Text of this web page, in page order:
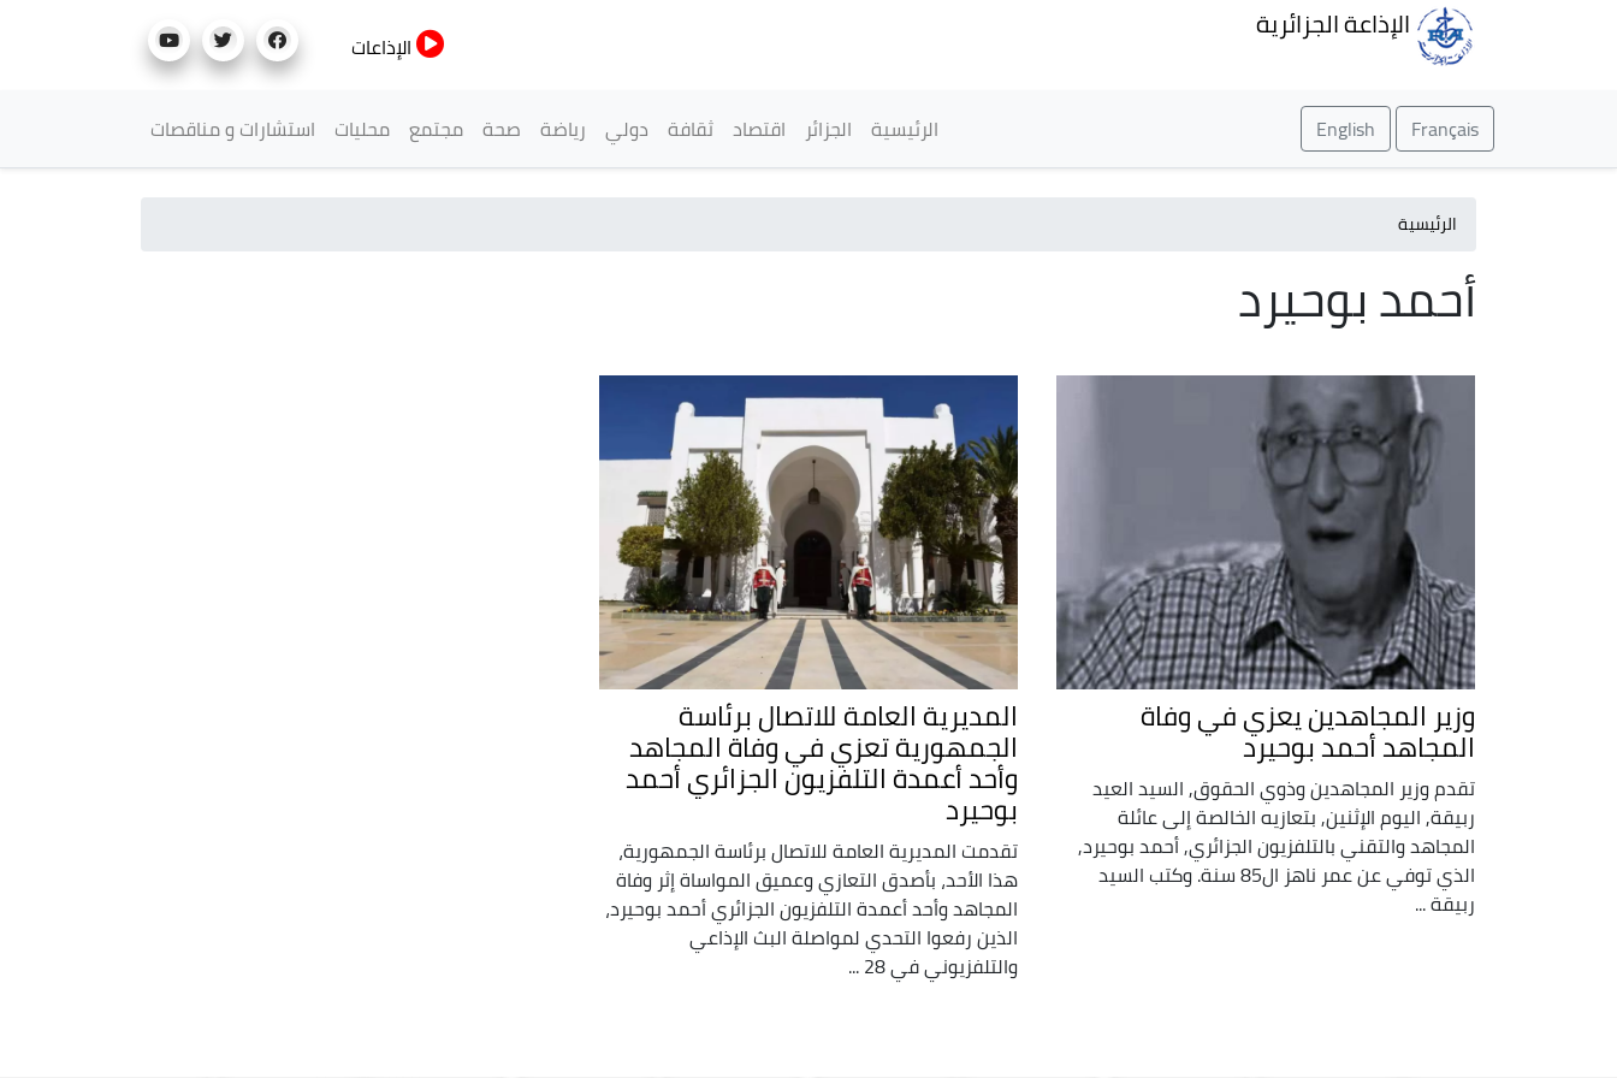
الإذاعة الجزائرية
الإذاعات
Français
English القائمة الرئيسية
الرئيسية الجزائر اقتصاد ثقافة دولي رياضة صحة مجتمع محليات استشارات و مناقصات
الرئيسية
أحمد بوحيرد
وزير المجاهدين يعزي في وفاة
المجاهد أحمد بوحيرد
تقدم وزير المجاهدين وذوي الحقوق, السيد العيد
ربيقة, اليوم الإثنين, بتعازيه الخالصة إلى عائلة
المجاهد والتقني بالتلفزيون الجزائري, أحمد بوحيرد,
الذي توفي عن عمر ناهز ال85 سنة. وكتب السيد
ربيقة ...
المديرية العامة للاتصال برئاسة
الجمهورية تعزي في وفاة المجاهد
وأحد أعمدة التلفزيون الجزائري أحمد
بوحيرد
تقدمت المديرية العامة للاتصال برئاسة الجمهورية،
هذا الأحد، بأصدق التعازي وعميق المواساة إثر وفاة
المجاهد وأحد أعمدة التلفزيون الجزائري أحمد بوحيرد،
الذين رفعوا التحدي لمواصلة البث الإذاعي
والتلفزيوني في 28 ...